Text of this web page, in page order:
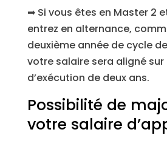
➡ Si vous êtes en Master 2
entrez en alternance,
deuxième année de cycle
votre salaire sera aligné
d’exécution de deux ans.
Possibilité de
votre salaire